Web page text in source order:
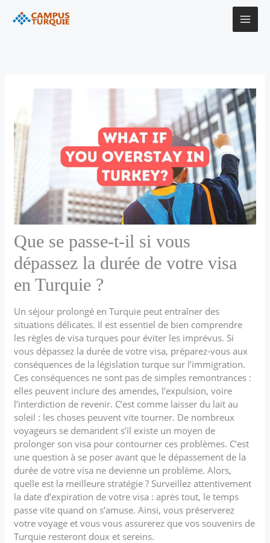
Que se passe-t-il si vous
dépassez la durée de votre visa
en Turquie ?
Un séjour prolongé en Turquie peut entraîner des
situations délicates. Il est essentiel de bien comprendre
les règles de visa turques pour éviter les imprévus. Si
vous dépassez la durée de votre visa, préparez-vous aux
conséquences de la législation turque sur l’immigration.
Ces conséquences ne sont pas de simples remontrances :
elles peuvent inclure des amendes, l’expulsion, voire
l’interdiction de revenir. C’est comme laisser du lait au
soleil : les choses peuvent vite tourner. De nombreux
voyageurs se demandent s’il existe un moyen de
prolonger son visa pour contourner ces problèmes. C’est
une question à se poser avant que le dépassement de la
durée de votre visa ne devienne un problème. Alors,
quelle est la meilleure stratégie ? Surveillez attentivement
la date d’expiration de votre visa : après tout, le temps
passe vite quand on s’amuse. Ainsi, vous préserverez
votre voyage et vous vous assurerez que vos souvenirs de
Turquie resteront doux et sereins.